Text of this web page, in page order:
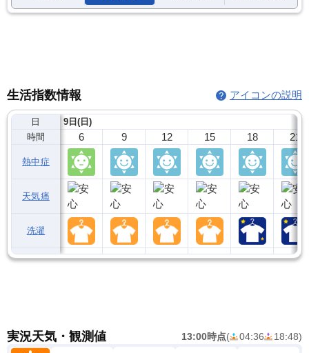
生活指数情報 アイコンの説明
日
時間
熱中症
天気痛
洗濯
9日(日)
6 9 12 15 18 21
実況天気・観測値 13:00時点( 04:36 18:48)